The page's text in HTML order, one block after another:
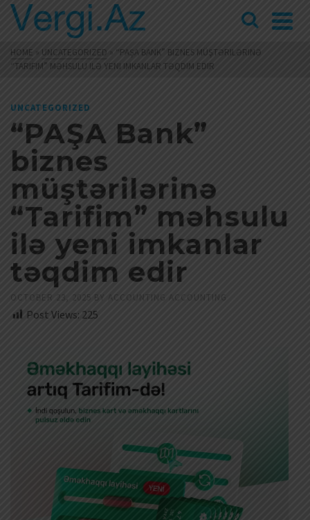
HOME » UNCATEGORIZED » “PAŞA BANK” BIZNES MÜŞTƏRILƏRINƏ
“TARIFIM” MƏHSULU ILƏ YENI IMKANLAR TƏQDIM EDIR
UNCATEGORIZED
“PAŞA Bank”
biznes
müştərilərinə
“Tarifim” məhsulu
ilə yeni imkanlar
təqdim edir
OCTOBER 23, 2025 BY ACCOUNTING ACCOUNTING
Post Views: 225